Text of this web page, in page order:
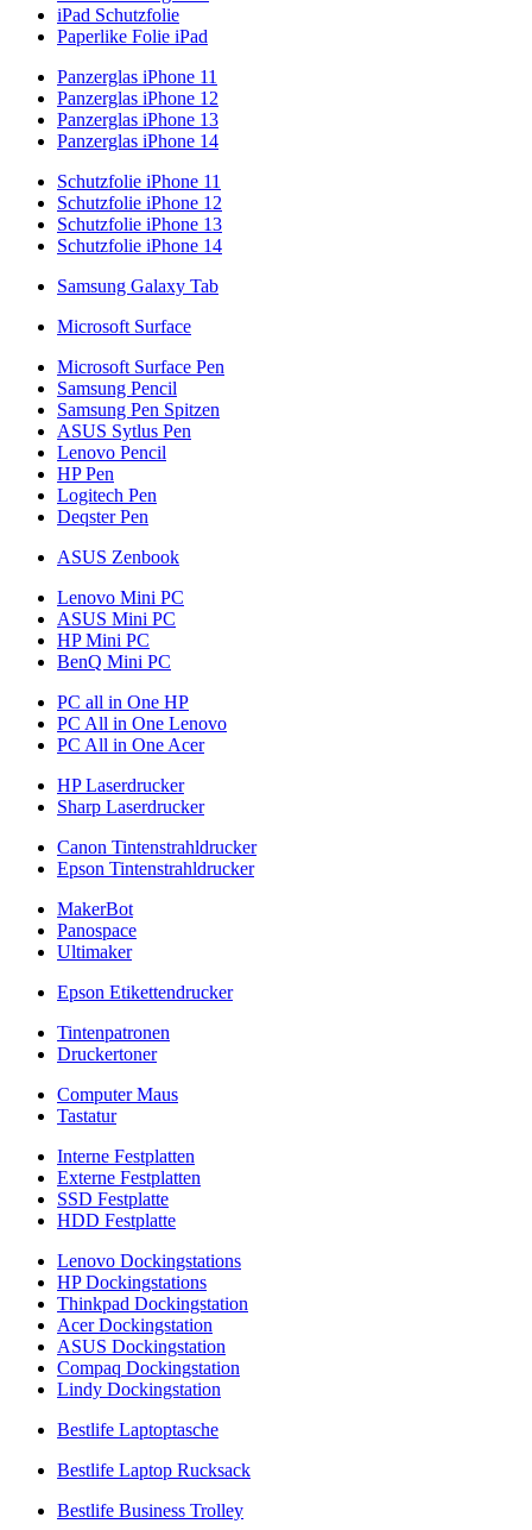
iPad Schutzfolie
Paperlike Folie iPad
Panzerglas iPhone 11
Panzerglas iPhone 12
Panzerglas iPhone 13
Panzerglas iPhone 14
Schutzfolie iPhone 11
Schutzfolie iPhone 12
Schutzfolie iPhone 13
Schutzfolie iPhone 14
Samsung Galaxy Tab
Microsoft Surface
Microsoft Surface Pen
Samsung Pencil
Samsung Pen Spitzen
ASUS Sytlus Pen
Lenovo Pencil
HP Pen
Logitech Pen
Deqster Pen
ASUS Zenbook
Lenovo Mini PC
ASUS Mini PC
HP Mini PC
BenQ Mini PC
PC all in One HP
PC All in One Lenovo
PC All in One Acer
HP Laserdrucker
Sharp Laserdrucker
Canon Tintenstrahldrucker
Epson Tintenstrahldrucker
MakerBot
Panospace
Ultimaker
Epson Etikettendrucker
Tintenpatronen
Druckertoner
Computer Maus
Tastatur
Interne Festplatten
Externe Festplatten
SSD Festplatte
HDD Festplatte
Lenovo Dockingstations
HP Dockingstations
Thinkpad Dockingstation
Acer Dockingstation
ASUS Dockingstation
Compaq Dockingstation
Lindy Dockingstation
Bestlife Laptoptasche
Bestlife Laptop Rucksack
Bestlife Business Trolley